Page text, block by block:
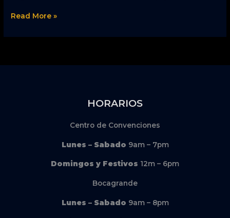
Read More »
HORARIOS
Centro de Convenciones
Lunes – Sabado 9am – 7pm
Domingos y Festivos 12m – 6pm
Bocagrande
Lunes – Sabado 9am – 8pm